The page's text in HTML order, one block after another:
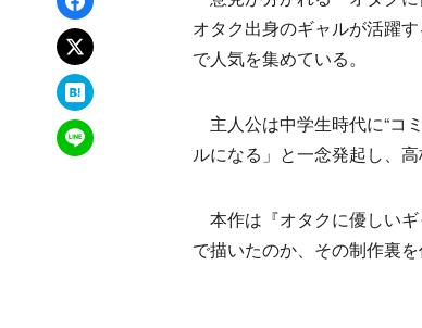
xでポスト
はてなブックマーク
LINEで送る
オタク出身のギャルが活躍
で人気を集めている。
主人公は中学生時代に“コ
ルになる」と一念発起し、
本作は『オタクに優しい
で描いたのか、その制作裏